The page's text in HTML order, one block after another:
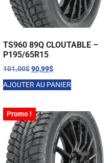
TS960 89Q CLOUTABLE –
P195/65R15
101,00$ 90,99$
AJOUTER AU PANIER
Promo !